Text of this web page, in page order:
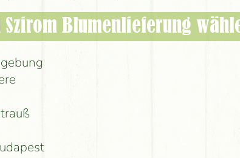
Szirom Blumenlieferung